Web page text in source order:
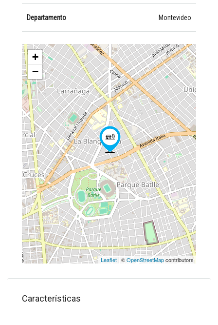
Departamento Montevideo
+
−
Leaflet | ©OpenStreetMapcontributors
Características